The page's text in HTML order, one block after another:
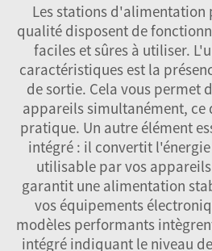
Les stations d'alimentation
qualité disposent de
faciles et sûres à utiliser.
caractéristiques est la
de sortie. Cela vous permet
appareils simultanément, ce
pratique. Un autre élément
intégré : il convertit
utilisable par vos
garantit une alimentation
vos équipements
modèles performants
intégré indiquant le niveau